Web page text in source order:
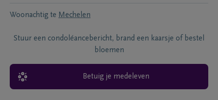
Woonachtig te Mechelen
Stuur een condoléancebericht, brand een kaarsje of bestel
bloemen
Betuig je medeleven